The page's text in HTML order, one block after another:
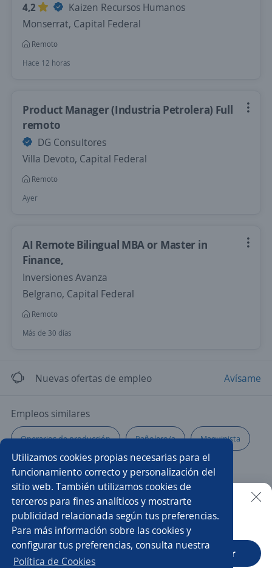
Utilizamos cookies propias necesarias para el
funcionamiento correcto y personalización del
sitio web. También utilizamos cookies de
terceros para fines analíticos y mostrarte
publicidad relacionada según tus preferencias.
Para más información sobre las cookies y
configurar tus preferencias, consulta nuestra
Política de Cookies
4,2
Kaizen Recursos Humanos
Monserrat, Capital Federal
Remoto
Hace 12 horas
Product Manager (Industria Petrolera) Full
remoto
DG Consultores
Villa Devoto, Capital Federal
Remoto
Ayer
AI Remote Bilingual MBA or Master in
Finance,
Inversiones Avanza
Belgrano, Capital Federal
Remoto
Más de 30 días
Nuevas ofertas de empleo Avísame
Empleos similares
Operarios de producción Pañolero/a Maquinista
Mecánico operador Production manager
Asistente de producción Oficial albañil
Operarios/as Impulsador/a Jefe/a de personal
Limpieza Operario de producción
Buscar es más fácil en la app
CT App Abrir